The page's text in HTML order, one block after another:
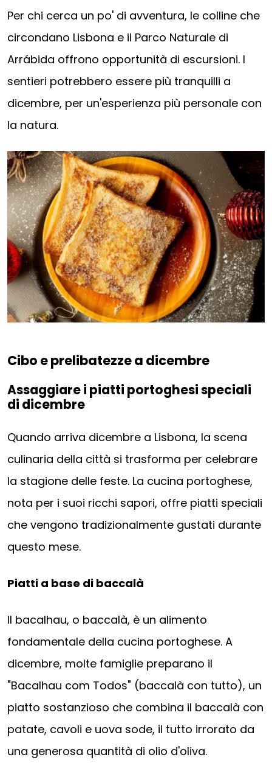
Per chi cerca un po' di avventura, le colline che
circondano Lisbona e il Parco Naturale di
Arrábida offrono opportunità di escursioni. I
sentieri potrebbero essere più tranquilli a
dicembre, per un'esperienza più personale con
la natura.
Cibo e prelibatezze a dicembre
Assaggiare i piatti portoghesi speciali
di dicembre
Quando arriva dicembre a Lisbona, la scena
culinaria della città si trasforma per celebrare
la stagione delle feste. La cucina portoghese,
nota per i suoi ricchi sapori, offre piatti speciali
che vengono tradizionalmente gustati durante
questo mese.
Piatti a base di baccalà
Il bacalhau, o baccalà, è un alimento
fondamentale della cucina portoghese. A
dicembre, molte famiglie preparano il
"Bacalhau com Todos" (baccalà con tutto), un
piatto sostanzioso che combina il baccalà con
patate, cavoli e uova sode, il tutto irrorato da
una generosa quantità di olio d'oliva.